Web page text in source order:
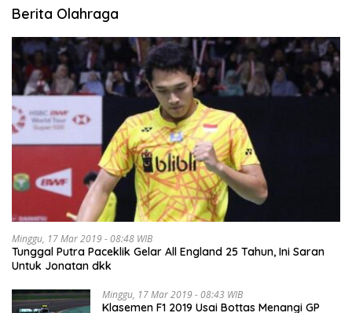
Berita Olahraga
Minggu, 17 Mar 2019 - 08:48 WIB
Tunggal Putra Paceklik Gelar All England 25 Tahun, Ini Saran
Untuk Jonatan dkk
Minggu, 17 Mar 2019 - 08:43 WIB
Klasemen F1 2019 Usai Bottas Menangi GP